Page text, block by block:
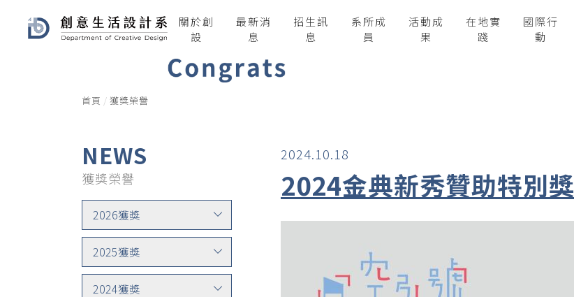
關於創
設
最新消
息
招生訊
息
系所成
員
活動成
果
在地實
踐
國際行
動
首頁 獲獎榮譽
NEWS
獲獎榮譽
2026獲獎
2025獲獎
2024獲獎
2024.10.18
2024金典新秀贊助特別獎